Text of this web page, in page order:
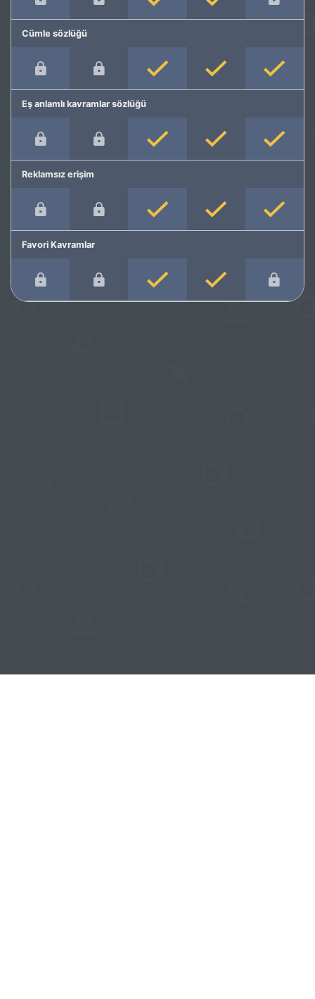
Cümle sözlüğü
Eş anlamlı kavramlar sözlüğü
Reklamsız erişim
Favori Kavramlar